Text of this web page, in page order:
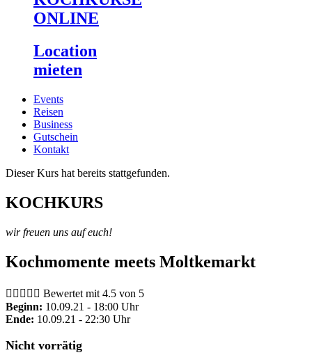
ONLINE
Location
mieten
Events
Reisen
Business
Gutschein
Kontakt
Dieser Kurs hat bereits stattgefunden.
KOCHKURS
wir freuen uns auf euch!
Kochmomente meets Moltkemarkt
     Bewertet mit 4.5 von 5
Beginn: 10.09.21 - 18:00 Uhr
Ende: 10.09.21 - 22:30 Uhr
Nicht vorrätig